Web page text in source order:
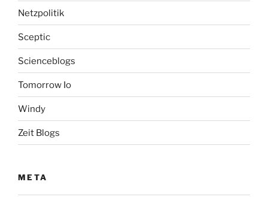
Netzpolitik
Sceptic
Scienceblogs
Tomorrow Io
Windy
Zeit Blogs
META